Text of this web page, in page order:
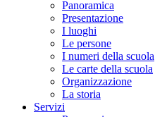
Panoramica
Presentazione
I luoghi
Le persone
I numeri della scuola
Le carte della scuola
Organizzazione
La storia
Servizi